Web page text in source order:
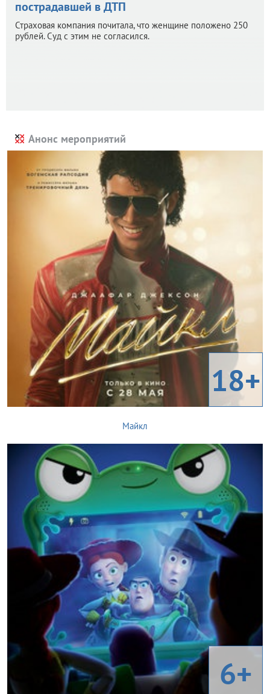
пострадавшей в ДТП
Страховая компания почитала, что женщине положено 250
рублей. Суд с этим не согласился.
Анонс мероприятий
18+
Майкл
6+